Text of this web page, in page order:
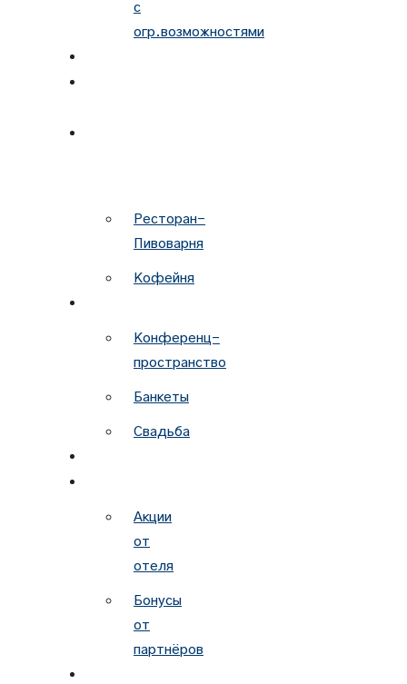
с
огр.возможностями
Ресторан-
Пивоварня
Кофейня
Конференц-
пространство
Банкеты
Свадьба
Акции
от
отеля
Бонусы
от
партнёров